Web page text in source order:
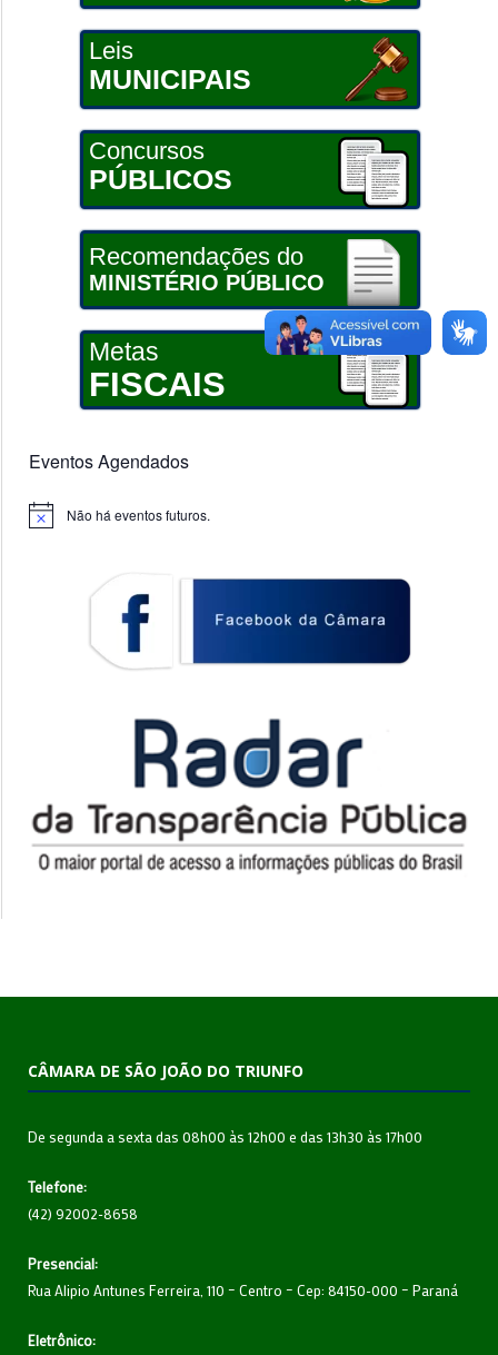
Leis
MUNICIPAIS
Concursos
PÚBLICOS
Recomendações do
MINISTÉRIO PÚBLICO
Metas
FISCAIS
Eventos Agendados
Notice Não há eventos futuros.
CÂMARA DE SÃO JOÃO DO TRIUNFO
De segunda a sexta das 08h00 às 12h00 e das 13h30 às 17h00
Telefone:
(42) 92002-8658
Presencial:
Rua Alipio Antunes Ferreira, 110 – Centro – Cep: 84150-000 – Paraná
Eletrônico: